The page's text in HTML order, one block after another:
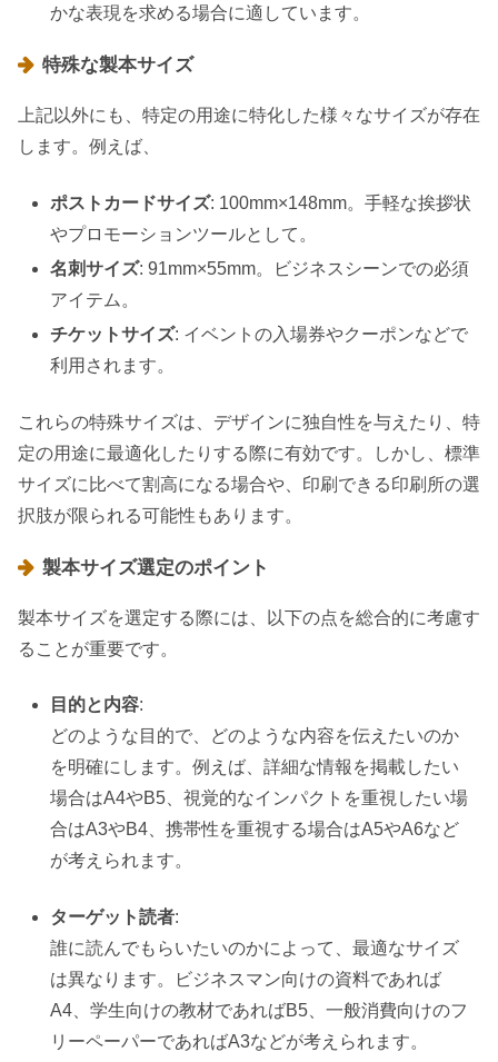
かな表現を求める場合に適しています。
特殊な製本サイズ
上記以外にも、特定の用途に特化した様々なサイズが存在
します。例えば、
ポストカードサイズ: 100mm×148mm。手軽な挨拶状
やプロモーションツールとして。
名刺サイズ: 91mm×55mm。ビジネスシーンでの必須
アイテム。
チケットサイズ: イベントの入場券やクーポンなどで
利用されます。
これらの特殊サイズは、デザインに独自性を与えたり、特
定の用途に最適化したりする際に有効です。しかし、標準
サイズに比べて割高になる場合や、印刷できる印刷所の選
択肢が限られる可能性もあります。
製本サイズ選定のポイント
製本サイズを選定する際には、以下の点を総合的に考慮す
ることが重要です。
目的と内容:
どのような目的で、どのような内容を伝えたいのか
を明確にします。例えば、詳細な情報を掲載したい
場合はA4やB5、視覚的なインパクトを重視したい場
合はA3やB4、携帯性を重視する場合はA5やA6など
が考えられます。
ターゲット読者:
誰に読んでもらいたいのかによって、最適なサイズ
は異なります。ビジネスマン向けの資料であれば
A4、学生向けの教材であればB5、一般消費向けのフ
リーペーパーであればA3などが考えられます。